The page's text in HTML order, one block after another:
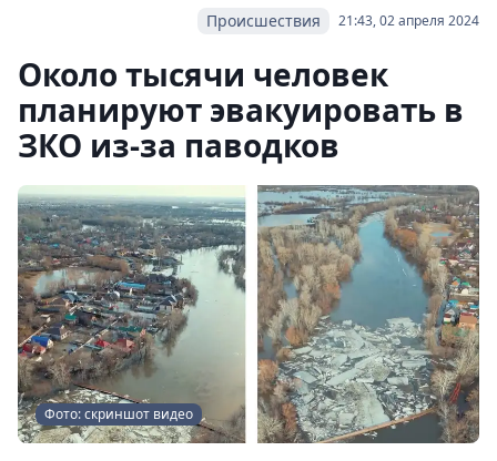
21:43, 02 апреля 2024
Происшествия
Около тысячи человек
планируют эвакуировать в
ЗКО из-за паводков
Фото: скриншот видео